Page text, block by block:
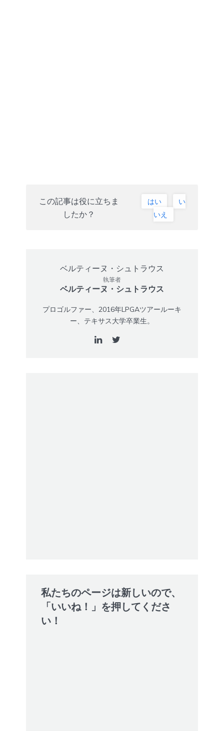
この記事は役に立ちま
したか？
はい
い
いえ
執筆者
ベルティーヌ・シュトラウス
プロゴルファー、2016年LPGAツアールーキ
ー、テキサス大学卒業生。
私たちのページは新しいので、
「いいね！」を押してくださ
い！